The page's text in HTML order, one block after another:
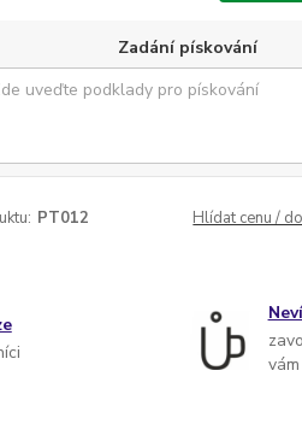
Zadání pískování
PT012 Hlídat cenu /